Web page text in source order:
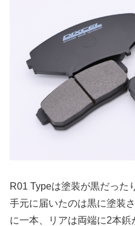
R01 Typeは塗装が黒だった
手元に届いたのは黒に塗装
に一本、リアは両端に2本